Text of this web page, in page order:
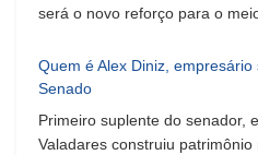
será o novo reforço para o
Quem é Alex Diniz,
Senado
Primeiro suplente do senador,
Valadares construiu